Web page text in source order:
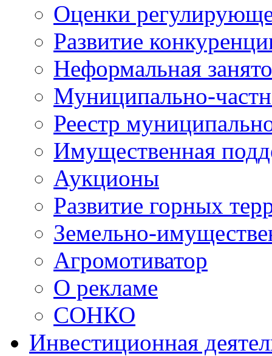
Оценки
Развитие
Неформальная
Муниципально-
Реестр
Имущественная
Аукционы
Развитие горных
Земельно-
Агромотиватор
О рекламе
СОНКО
Инвестиционная